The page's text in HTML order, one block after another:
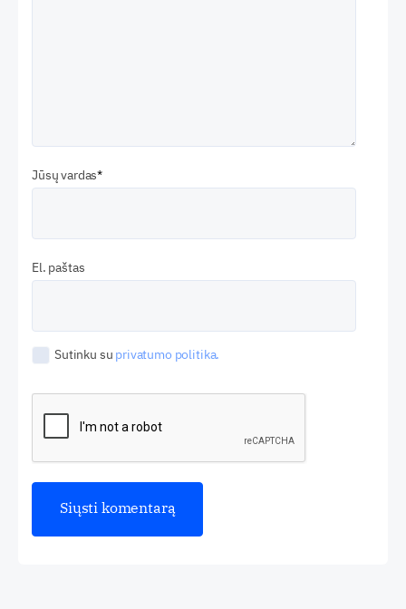
Jūsų vardas
El. paštas
Sutinku su privatumo politika.